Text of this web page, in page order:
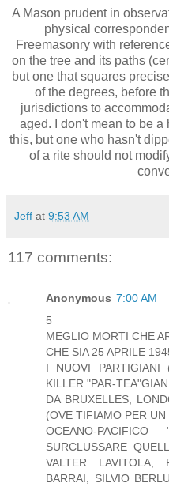
A Mason prudent in
physical
Freemasonry with
on the tree and its paths
but one that squares
of the degrees, before
jurisdictions to
aged. I don't mean to be
this, but one who hasn't
of a rite should not
Jeff at 9:53 AM
117 comments:
Anonymous 7:00 AM
5
MEGLIO MORTI CHE
CHE SIA 25 APRILE
I NUOVI
KILLER "PAR-
DA BRUXELLES,
(OVE TIFIAMO PER
OCEANO-
SURCLUSSARE
VALTER LAVITOLA,
BARRAI, SILVIO